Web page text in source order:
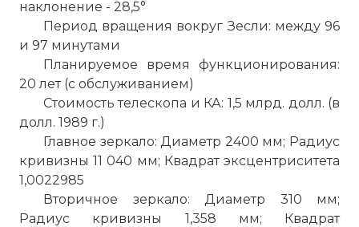
наклонение - 28,5°
Период вращения вокруг Зесли: между 96
и 97 минутами
Планируемое время функционирования:
20 лет (с обслуживанием)
Стоимость телескопа и КА: 1,5 млрд. долл. (в
долл. 1989 г.)
Главное зеркало: Диаметр 2400 мм; Радиус
кривизны 11 040 мм; Квадрат эксцентриситета
1,0022985
Вторичное зеркало: Диаметр 310 мм;
Радиус кривизны 1,358 мм; Квадрат